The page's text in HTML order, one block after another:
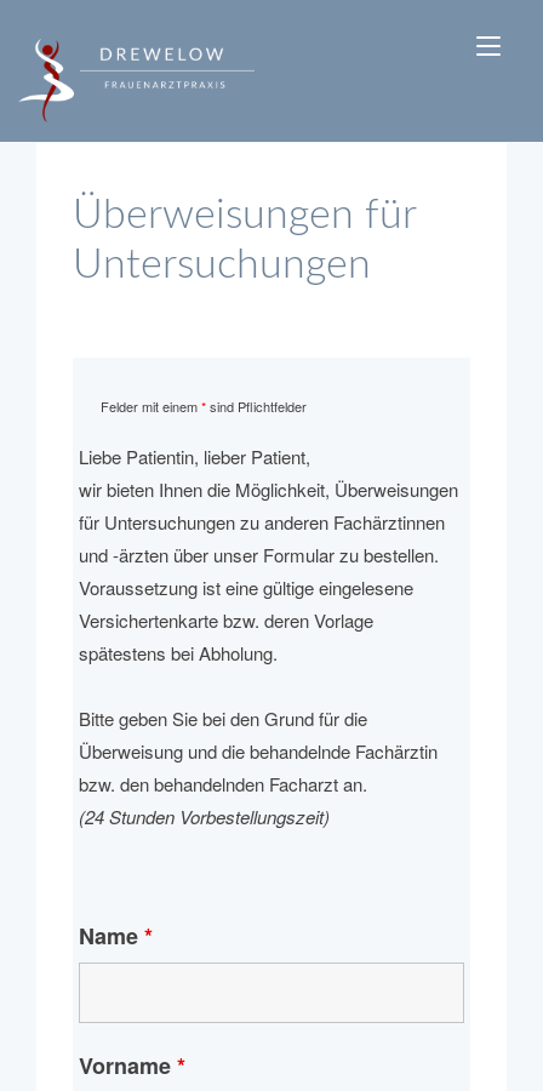
content
Überweisungen für
Untersuchungen
Felder mit einem*sind Pflichtfelder
Liebe Patientin, lieber Patient,
wir bieten Ihnen die Möglichkeit, Überweisungen
für Untersuchungen zu anderen Fachärztinnen
und -ärzten über unser Formular zu bestellen.
Voraussetzung ist eine gültige eingelesene
Versichertenkarte bzw. deren Vorlage
spätestens bei Abholung.
Bitte geben Sie bei den Grund für die
Überweisung und diebehandelnde Fachärztin
bzw. den behandelnden Facharzt an.
(24 Stunden Vorbestellungszeit)
Name*
Vorname*